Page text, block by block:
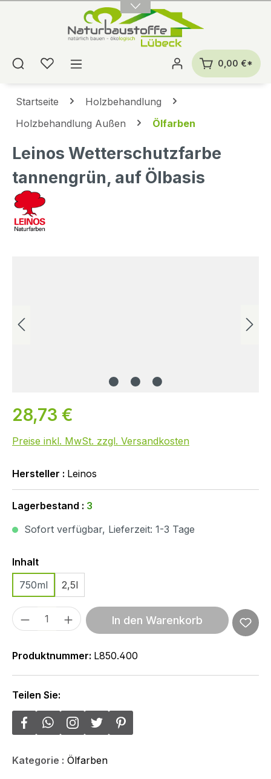
0,00 €*
Startseite
Holzbehandlung
Holzbehandlung Außen
Ölfarben
Leinos Wetterschutzfarbe
tannengrün, auf Ölbasis
28,73 €
Preise inkl. MwSt. zzgl. Versandkosten
Hersteller : Leinos
Lagerbestand : 3
Sofort verfügbar, Lieferzeit: 1-3 Tage
InhaltAuswählen
750ml
2,5l
Produkt Anzahl: Gib den gewünschten
In den Warenkorb
Produktnummer: L850.400
Teilen Sie:
Kategorie : Ölfarben